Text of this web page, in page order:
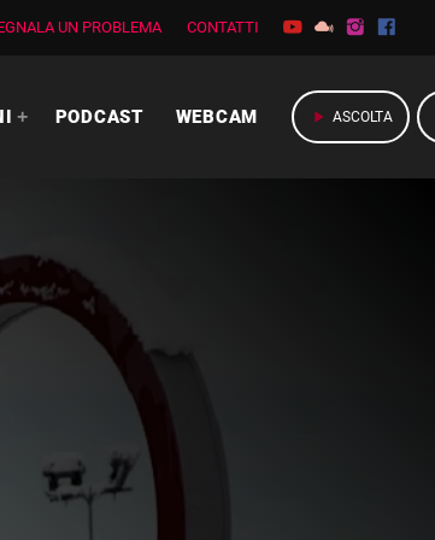
UN PROBLEMA CONTATTI
PODCAST WEBCAM play_arrow ASCOLTA